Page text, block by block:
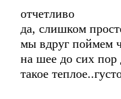
отчетливо
да, слишком
мы вдруг поймем
на шее до сих пор
такое